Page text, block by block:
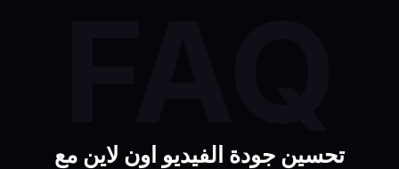
تحسين جودة الفيديو اون لاين مع